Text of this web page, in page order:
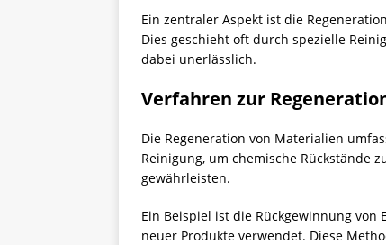
Ein zentraler Aspekt ist die
Dies geschieht oft durch spezielle
dabei unerlässlich.
Verfahren zur
Die Regeneration von Materialien
Reinigung, um chemische Rückstände
gewährleisten.
Ein Beispiel ist die Rückgewinnung
neuer Produkte verwendet. Diese